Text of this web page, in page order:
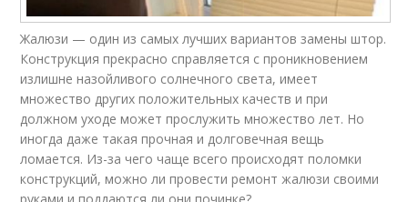
Жалюзи — один из самых лучших вариантов замены штор.
Конструкция прекрасно справляется с проникновением
излишне назойливого солнечного света, имеет
множество других положительных качеств и при
должном уходе может прослужить множество лет. Но
иногда даже такая прочная и долговечная вещь
ломается. Из-за чего чаще всего происходят поломки
конструкций, можно ли провести ремонт жалюзи своими